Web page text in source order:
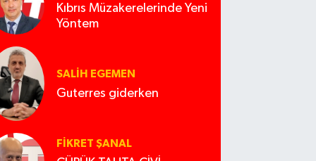
Kıbrıs Müzakerelerinde Yeni
Yöntem
SALIH EGEMEN
Guterres giderken
FIKRET ŞANAL